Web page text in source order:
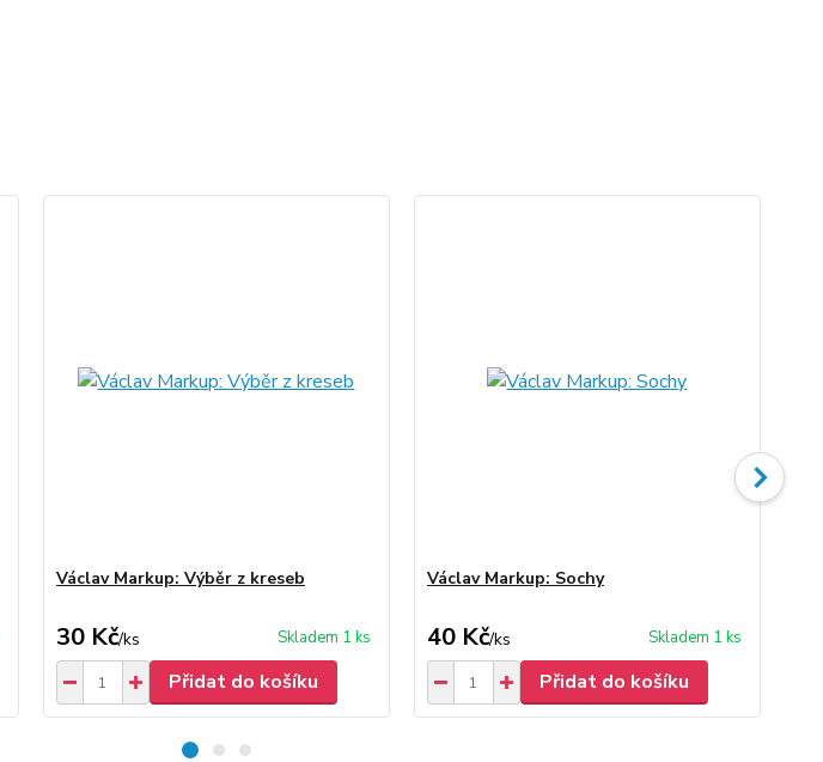
Václav Markup: Výběr z kreseb
30 Kč/ks Skladem 1 ks
Přidat do košíku
Václav Markup: Sochy
40 Kč/ks Skladem 1 ks
Přidat do košíku